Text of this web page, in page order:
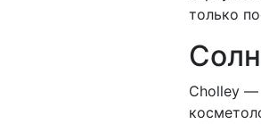
только
Cholley —